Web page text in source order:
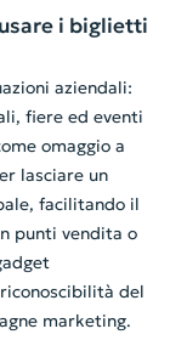
i biglietti
aziendali:
fiere ed eventi
omaggio a
lasciare un
facilitando il
punti vendita o
del
marketing.